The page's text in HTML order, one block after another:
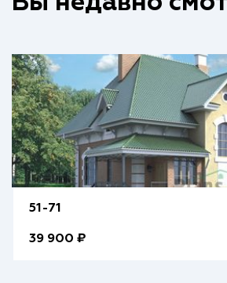
51-71
39 900 ₽